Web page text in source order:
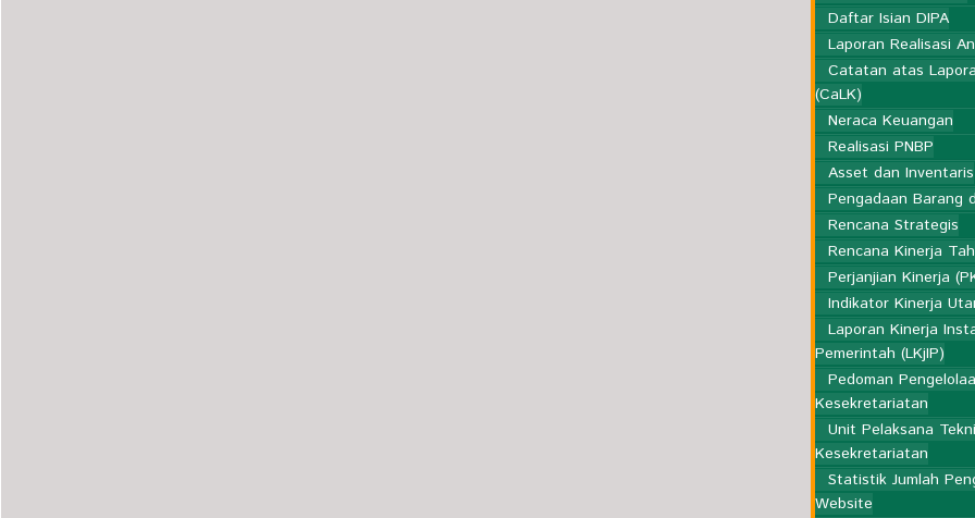
Daftar Isian DIPA
Laporan Realisasi
Catatan atas
(CaLK)
Neraca Keuangan
Realisasi PNBP
Asset dan Inventaris
Pengadaan Barang
Rencana Strategis
Rencana Kinerja
Perjanjian Kinerja
Indikator Kinerja
Laporan Kinerja
Pemerintah (LKjIP)
Pedoman
Kesekretariatan
Unit Pelaksana
Kesekretariatan
Statistik Jumlah
Website